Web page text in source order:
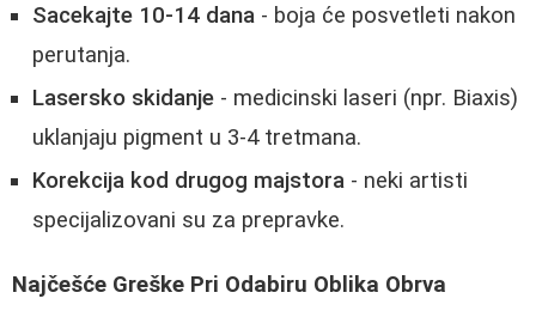
Sacekajte 10-14 dana - boja će posvetleti nakon
perutanja.
Lasersko skidanje - medicinski laseri (npr. Biaxis)
uklanjaju pigment u 3-4 tretmana.
Korekcija kod drugog majstora - neki artisti
specijalizovani su za prepravke.
Najčešće Greške Pri Odabiru Oblika Obrva